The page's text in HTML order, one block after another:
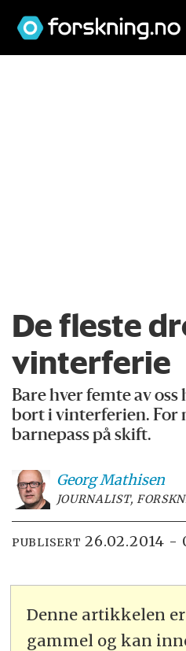
De fleste
vinterferie
Bare hver femte av
bort i vinterferien. For
barnepass på skift.
GeorgMathisen
JOURNALIST,
PUBLISERT 26.02.2014 -
Denne artikkelen
gammel og kan